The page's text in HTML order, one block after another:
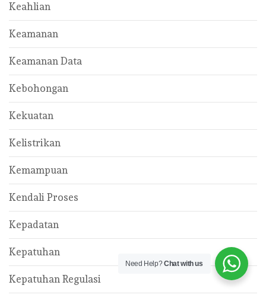
Keahlian
Keamanan
Keamanan Data
Kebohongan
Kekuatan
Kelistrikan
Kemampuan
Kendali Proses
Kepadatan
Kepatuhan
Kepatuhan Regulasi
Need Help?Chat with us